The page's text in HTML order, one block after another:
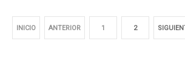
INICIO ANTERIOR 1 2